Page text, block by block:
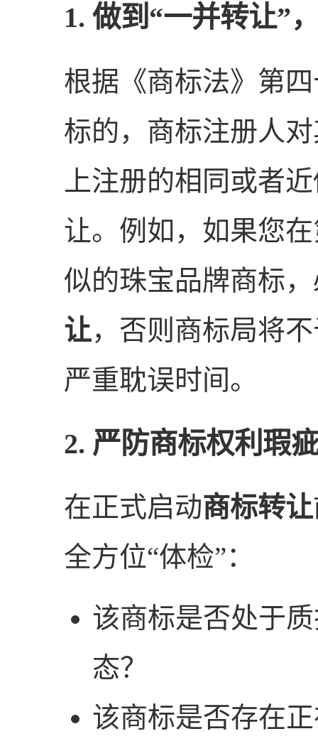
1. 做到“一并转让”
根据《商标法》第
标的，商标注册人
上注册的相同或者
让。例如，如果您
似的珠宝品牌商标
让，否则商标局将
严重耽误时间。
2. 严防商标权利瑕
在正式启动商标转让
全方位“体检”：
该商标是否处于
态？
该商标是否存在